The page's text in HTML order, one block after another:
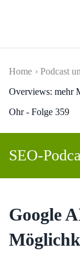
Home Podcast
Overviews: mehr
Ohr - Folge 359
SEO-
Google